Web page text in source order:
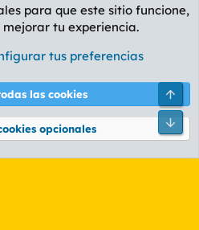
AMARILLO
Política de privacidad Ayuda
2010-2026 XenForo Ltd.
para que este sitio funcione,
tu experiencia.
tus preferencias
las cookies
opcionales
Pie